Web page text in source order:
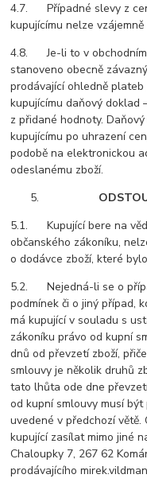
4.7. Případné slevy z
kupujícímu nelze
4.8. Je-li to v obchodním
stanoveno obecně
prodávající ohledně
kupujícímu daňový doklad
z přidané hodnoty.
kupujícímu po uhrazení
podobě na elektronickou
odeslanému zboží.
5.1. Kupující bere na
občanského zákoníku,
o dodávce zboží, které
5.2. Nejedná-li se o
podmínek či o jiný případ,
má kupující v souladu s
zákoníku právo od kupní
dnů od převzetí zboží,
smlouvy je několik druhů
tato lhůta ode dne
od kupní smlouvy musí
uvedené v předchozí
kupující zasílat mimo jiné
Chaloupky 7, 267 62
prodávajícího